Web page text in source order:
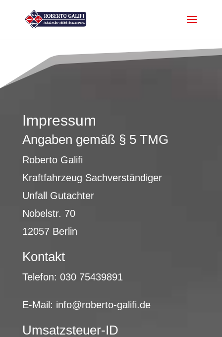
Impressum
Angaben gemäß § 5 TMG
Roberto Galifi
Kraftfahrzeug Sachverständiger
Unfall Gutachter
Nobelstr. 70
12057 Berlin
Kontakt
Telefon: 030 75439891
E-Mail: info@roberto-galifi.de
Umsatzsteuer-ID